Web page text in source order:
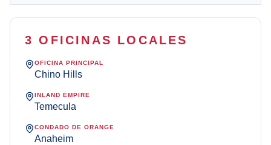
3 OFICINAS LOCALES
OFICINA PRINCIPAL
Chino Hills
INLAND EMPIRE
Temecula
CONDADO DE ORANGE
Anaheim